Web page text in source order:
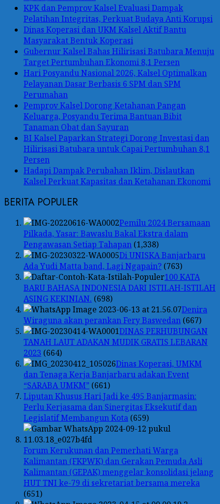
KPK dan Pemprov Kalsel Evaluasi Dampak
Pelatihan Integritas, Perkuat Budaya Anti Korupsi
Dinas Koperasi dan UKM Kalsel Aktif Bantu
Masyarakat Bentuk Koperasi
Gubernur Kalsel Bahas Hilirisasi Batubara Menuju
Target Pertumbuhan Ekonomi 8,1 Persen
Hari Posyandu Nasional 2026, Kalsel Optimalkan
Pelayanan Dasar Berbasis 6 SPM dan SPM
Perumahan
Pemprov Kalsel Dorong Ketahanan Pangan
Keluarga, Posyandu Terima Bantuan Bibit
Tanaman Obat dan Sayuran
BI Kalsel Paparkan Strategi Dorong Investasi dan
Hilirisasi Batubara untuk Capai Pertumbuhan 8,1
Persen
Hadapi Dampak Perubahan Iklim, Dislautkan
Kalsel Perkuat Kapasitas dan Ketahanan Ekonomi
BERITA POPULER
Pemilu 2024 Bersamaan
Pilkada, Yasar: Bawaslu Bakal Ekstra dalam
Pengawasan Setiap Tahapan (1,338)
Di UNISKA Banjarbaru
Ada Yudi Matta band, Lagi Ngapain? (763)
100 KATA
BARU BAHASA INDONESIA DARI ISTILAH-ISTILAH
ASING KEKINIAN. (698)
Denira
Wiraguna akan perankan Fery Baswedan (667)
DINAS PERHUBUNGAN
TANAH LAUT ADAKAN MUDIK GRATIS LEBARAN
2023 (664)
Dinas Koperasi, UMKM
dan Tenaga Kerja Banjarbaru adakan Event
“SARABA UMKM” (661)
Liputan Khusus Hari Jadi ke 495 Banjarmasin:
Perlu Kerjasama dan Sinergitas Eksekutif dan
Legislatif Membangun Kota (659)
Forum Kerukunan dan Pemerhati Warga
Kalimantan (FKPWK) dan Gerakan Pemuda Asli
Kalimantan (GEPAK) menggelar konsolidasi jelang
HUT TNI ke-79 di sekretariat bersama mereka
(651)